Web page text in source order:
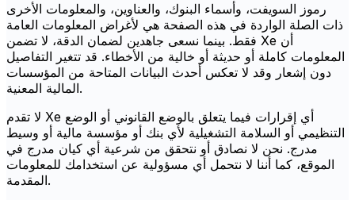
رموز السويفت، وأسماء البنوك، والعناوين، والمعلومات الأخرى
ذات الصلة الواردة في هذه الصفحة هي لأغراض المعلومات العامة
فقط. بينما نسعى جاهدين لضمان الدقة، لا تضمن Xe أن
المعلومات كاملة أو حديثة أو خالية من الأخطاء. قد تتغير التفاصيل
دون إشعار وقد لا تعكس أحدث البيانات المتاحة من المؤسسات
المالية المعنية.
لا تقدم Xe أي إقرارات فيما يتعلق بالوضع القانوني أو الوضع
التنظيمي أو السلامة التشغيلية لأي بنك أو مؤسسة مالية أو وسيط
مدرج. نحن لا نصادق أو نتحقق من شرعية أي كيان مدرج في
الموقع، كما أننا لا نتحمل أي مسؤولية عن استخدامك للمعلومات
المقدمة.